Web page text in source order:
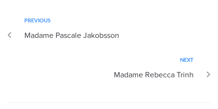
PREVIOUS
Madame Pascale Jakobsson
NEXT
Madame Rebecca Trinh